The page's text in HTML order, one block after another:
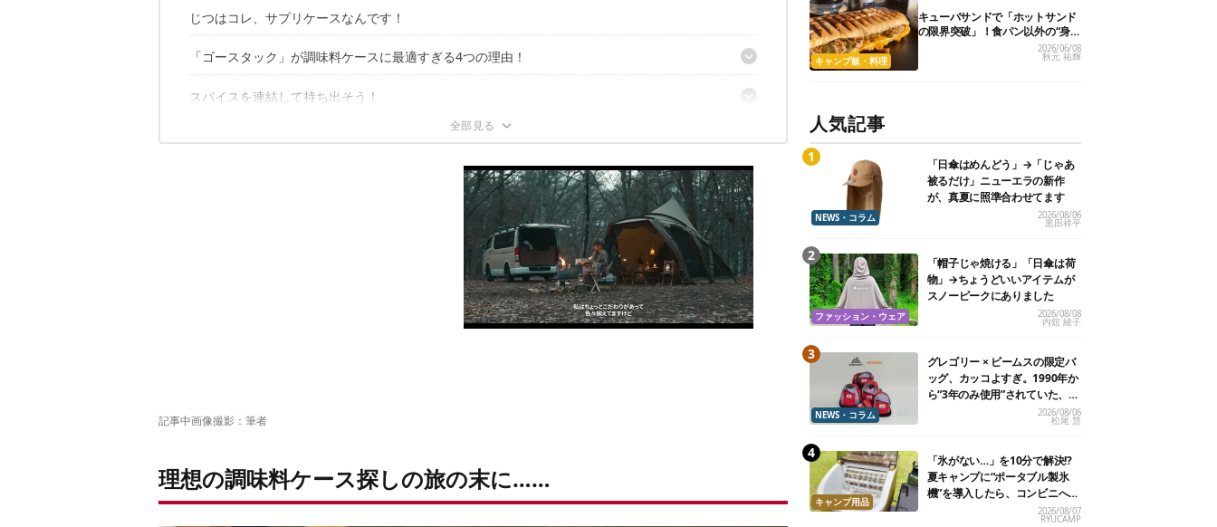
じつはコレ、サプリケースなんです！
「ゴースタック」が調味料ケースに最適すぎる4つの理由！
1. スタッキングで整理整頓できる！
スパイスを連結して持ち出そう！
記事中画像撮影：筆者
理想の調味料ケース探しの旅の末に……
キャンプ飯・料理
キューバサンドで「ホットサンド
の限界突破」！食パン以外の“身
近なアレ”で作る絶品レシピ3選
2026/06/08
秋元 祐輝
人気記事
NEWS・コラム
「日傘はめんどう」→「じゃあ
被るだけ」ニューエラの新作
が、真夏に照準合わせてます
2026/08/06
黒田祥平
ファッション・ウェア
「帽子じゃ焼ける」「日傘は荷
物」→ちょうどいいアイテムが
スノーピークにありました
2026/08/08
内舘 綾子
NEWS・コラム
グレゴリー × ビームスの限定バ
ッグ、カッコよすぎ。1990年か
ら“3年のみ使用”されていた、紫
2026/08/06
松尾 慧
キャンプ用品
「氷がない…」を10分で解決!?
夏キャンプに“ポータブル製氷
機”を導入したら、コンビニへ走
2026/08/07
RYUCAMP